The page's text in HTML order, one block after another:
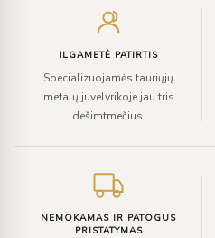
ILGAMETĖ PATIRTIS
Specializuojamės tauriųjų
metalų juvelyrikoje jau tris
dešimtmečius.
NEMOKAMAS IR PATOGUS
PRISTATYMAS